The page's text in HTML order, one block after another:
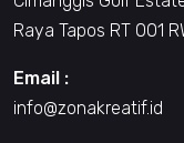
Raya Tapos RT 001
Email :
info@zonakreatif.id